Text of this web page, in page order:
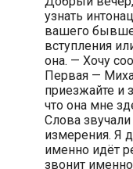
узнать
вашего
вступления
она. — Хочу
Первая —
приезжайте и
что она мне
Слова
измерения. Я
именно идёт
звонит